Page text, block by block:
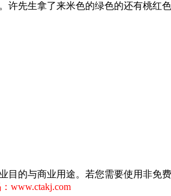
先生拿了来米色的绿色的还有桃红
的与商业用途。若您需要使用非免
www.ctakj.com